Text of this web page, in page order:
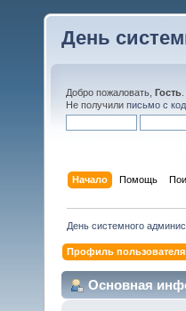
День
Добро пожаловать, Гость
Не получили письмо с
Начало Помощь
День системного
Профиль пользователя
Основная